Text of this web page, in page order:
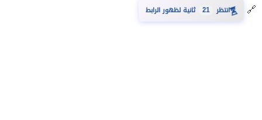
🔗
⏳انتظر 21 ثانية لظهور الرابط